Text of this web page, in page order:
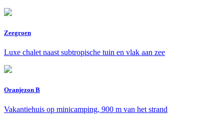
Zeegroen
Luxe chalet naast subtropische tuin en vlak aan zee
Oranjezon B
Vakantiehuis op minicamping, 900 m van het strand